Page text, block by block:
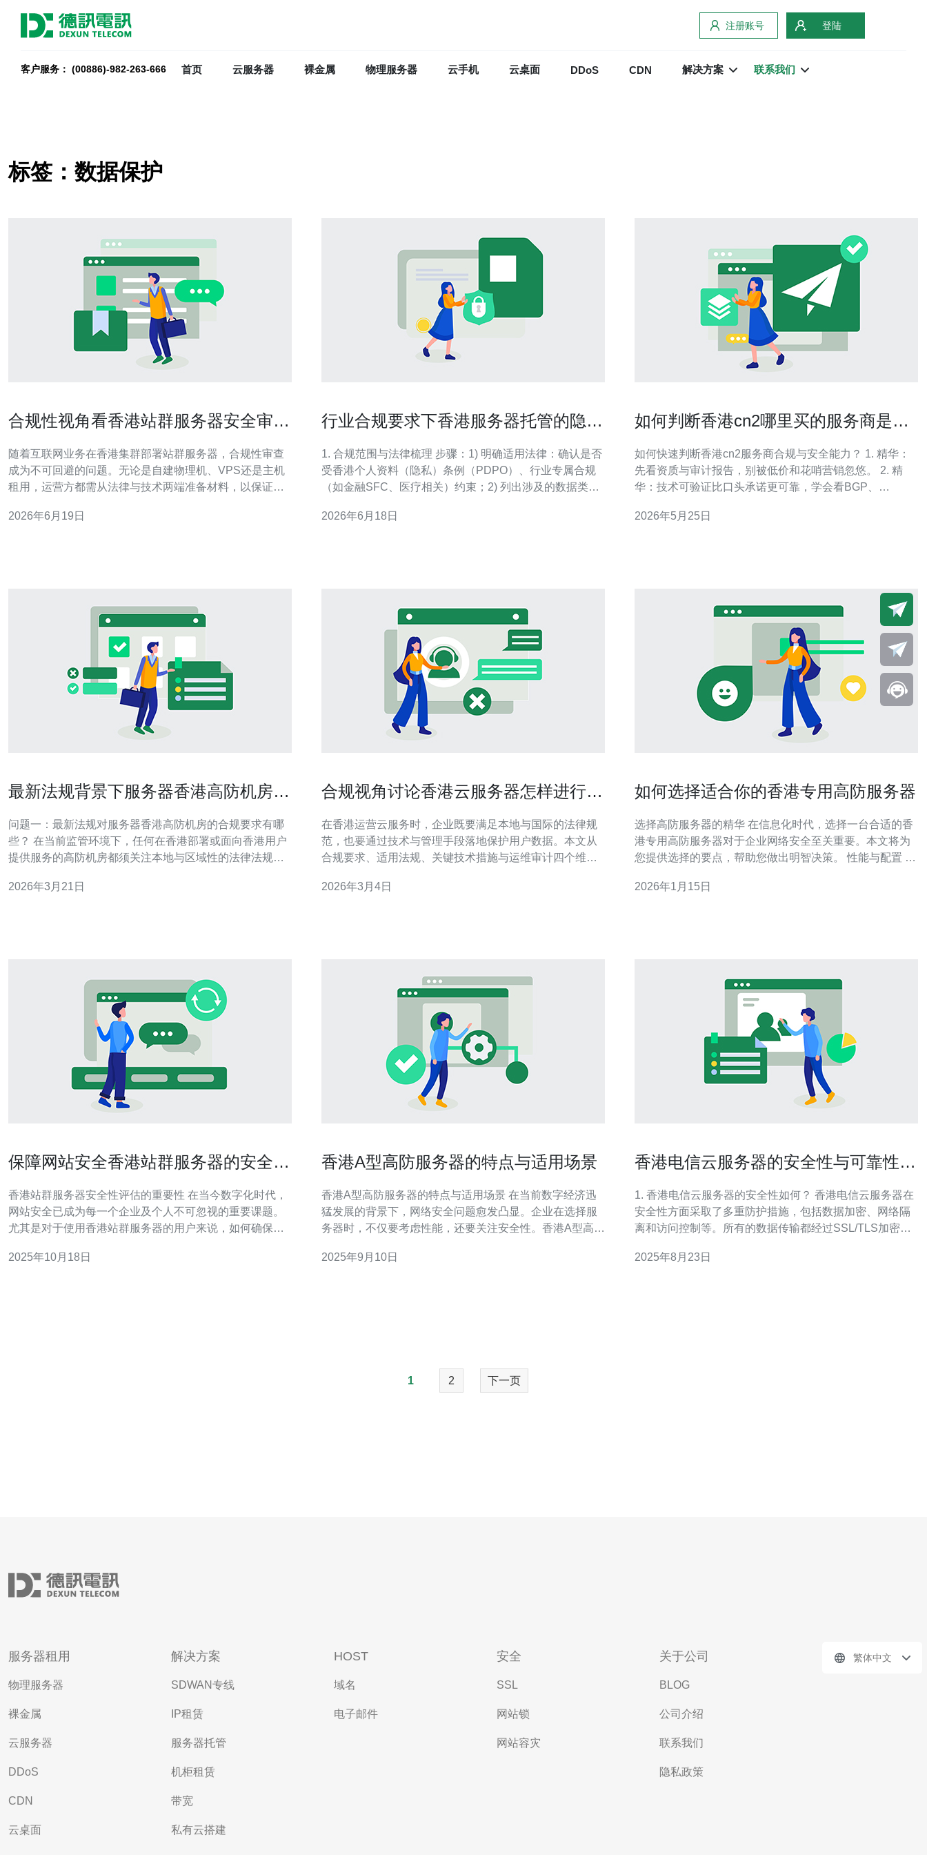
注册账号 登陆
客户服务： (00886)-982-263-666 首页 云服务器 裸金属 物理服务器 云手机 云桌面 DDoS CDN 解决方案 联系我们
标签：数据保护
合规性视角看香港站群服务器安全审查
随着互联网业务在香港集群部署站群服务器，合规性审查
成为不可回避的问题。无论是自建物理机、VPS还是主机
租用，运营方都需从法律与技术两端准备材料，以保证在
适用法规与监管要求，香港主要依据个人资料(私隐)条例
2026年6月19日
行业合规要求下香港服务器托管的隐私
1. 合规范围与法律梳理 步骤：1) 明确适用法律：确认是否
受香港个人资料（隐私）条例（PDPO）、行业专属合规
（如金融SFC、医疗相关）约束；2) 列出涉及的数据类
清单：数据保留期、跨境传输限制、同意机制。小分段：
2026年6月18日
如何判断香港cn2哪里买的服务商是否
如何快速判断香港cn2服务商合规与安全能力？ 1. 精华：
先看资质与审计报告，别被低价和花哨营销忽悠。 2. 精
华：技术可验证比口头承诺更可靠，学会看BGP、
能力决定你的底线，SLA、备援、数据保护要写死。 作为
2026年5月25日
最新法规背景下服务器香港高防机房合
问题一：最新法规对服务器香港高防机房的合规要求有哪
些？ 在当前监管环境下，任何在香港部署或面向香港用户
提供服务的高防机房都须关注本地与区域性的法律法规。
方向，以及内地和港澳间可能的跨境数据协定。运营者需
2026年3月21日
合规视角讨论香港云服务器怎样进行数
在香港运营云服务时，企业既要满足本地与国际的法律规
范，也要通过技术与管理手段落地保护用户数据。本文从
合规要求、适用法规、关键技术措施与运维审计四个维
的合规性，并给出跨境传输与密钥管理等要点。 多少数据
2026年3月4日
如何选择适合你的香港专用高防服务器
选择高防服务器的精华 在信息化时代，选择一台合适的香
港专用高防服务器对于企业网络安全至关重要。本文将为
您提供选择的要点，帮助您做出明智决策。 性能与配置 价
键因素，帮助您找到最适
2026年1月15日
保障网站安全香港站群服务器的安全性
香港站群服务器安全性评估的重要性 在当今数字化时代，
网站安全已成为每一个企业及个人不可忽视的重要课题。
尤其是对于使用香港站群服务器的用户来说，如何确保服
容，帮助您全面了解网站安全及其评估方法。 1. 服务器安
2025年10月18日
香港A型高防服务器的特点与适用场景
香港A型高防服务器的特点与适用场景 在当前数字经济迅
猛发展的背景下，网络安全问题愈发凸显。企业在选择服
务器时，不仅要考虑性能，还要关注安全性。香港A型高防
优势，逐渐成为众多企业的首选。本文将深入探讨香港A型
2025年9月10日
香港电信云服务器的安全性与可靠性研
1. 香港电信云服务器的安全性如何？ 香港电信云服务器在
安全性方面采取了多重防护措施，包括数据加密、网络隔
离和访问控制等。所有的数据传输都经过SSL/TLS加密，
级防火墙和入侵检测系统，实时监控网络流量，防止恶意
2025年8月23日
1 2 下一页
服务器租用
物理服务器
裸金属
云服务器
DDoS
CDN
云桌面
解决方案
SDWAN专线
IP租赁
服务器托管
机柜租赁
带宽
私有云搭建
HOST
域名
电子邮件
安全
SSL
网站锁
网站容灾
关于公司
BLOG
公司介绍
联系我们
隐私政策
繁体中文